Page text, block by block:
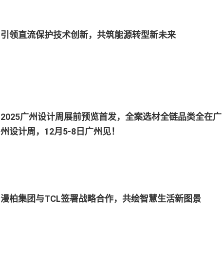
引领直流保护技术创新，共筑能源转型新未来
2025广州设计周展前预览首发，全案选材全链品类全在广
州设计周，12月5-8日广州见！
漫柏集团与TCL签署战略合作，共绘智慧生活新图景